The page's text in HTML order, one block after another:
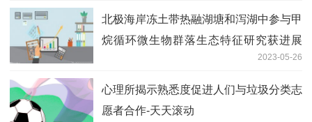
北极海岸冻土带热融湖塘和泻湖中参与甲
烷循环微生物群落生态特征研究获进展
2023-05-26
心理所揭示熟悉度促进人们与垃圾分类志
愿者合作-天天滚动